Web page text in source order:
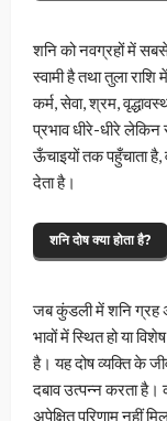
शनि को नवग्रहों में
स्वामी है तथा तुला
कर्म, सेवा, श्रम,
प्रभाव धीरे-धीरे लेकिन
ऊँचाइयों तक पहुँचाता है,
देता है।
शनि दोष क्या होता है?
जब कुंडली में शनि ग्रह
भावों में स्थित हो या
है। यह दोष व्यक्ति के
दबाव उत्पन्न करता है।
अपेक्षित परिणाम नहीं